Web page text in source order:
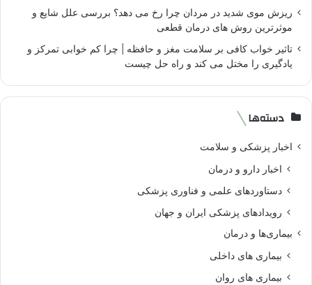
ریزش موی شدید در مردان چرا رخ می دهد؟ بررسی علل شایع و
موثرترین روش های درمان قطعی
تاثیر خواب کافی بر سلامت مغز و حافظه | چرا کم خوابی تمرکز و
یادگیری را مختل می کند و راه حل چیست
دسته‌ها
اخبار پزشکی و سلامت
اخبار دارو و درمان
دستاوردهای علمی و فناوری پزشکی
رویدادهای پزشکی ایران و جهان
بیماری‌ها و درمان
بیماری های داخلی
بیماری های روان‌